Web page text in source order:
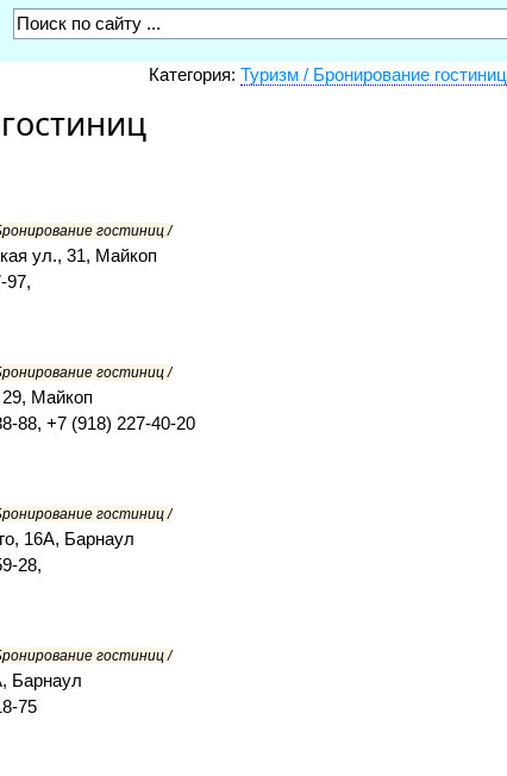
Категория: Туризм / Бронирование гостиниц
гостиниц /
ул., 31, Майкоп
97,
гостиниц /
Майкоп
88, +7 (918) 227-40-20
гостиниц /
16А, Барнаул
28,
гостиниц /
Барнаул
75